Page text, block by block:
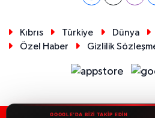
Kıbrıs Türkiye Dünya
Özel Haber
Gizlilik
GOOGLE'DA BİZİ TAKİP EDİN